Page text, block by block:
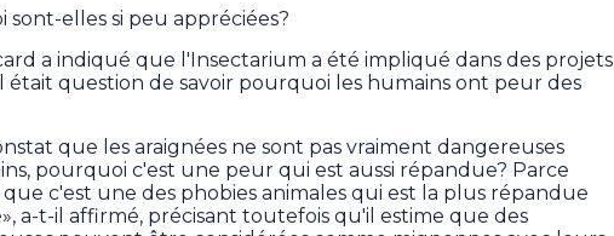
sont-elles si peu appréciées?
a indiqué que l'Insectarium a été impliqué dans des projets
était question de savoir pourquoi les humains ont peur des
que les araignées ne sont pas vraiment dangereuses
pourquoi c'est une peur qui est aussi répandue? Parce
c'est une des phobies animales qui est la plus répandue
a-t-il affirmé, précisant toutefois qu'il estime que des